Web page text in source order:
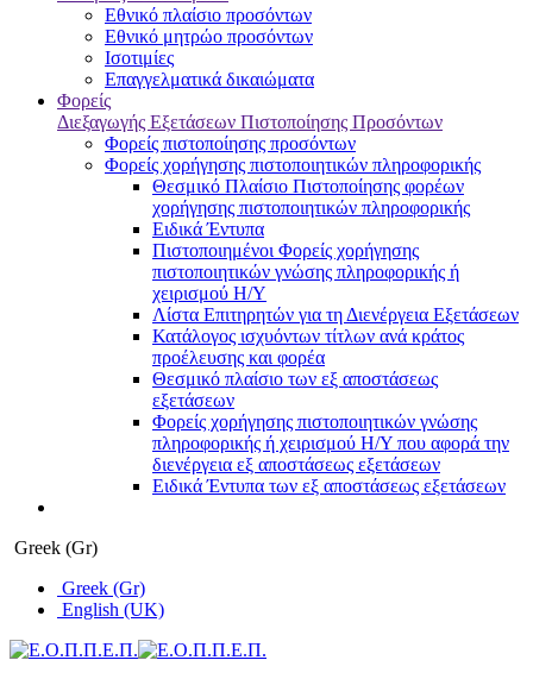
Εθνικό πλαίσιο προσόντων
Εθνικό μητρώο προσόντων
Ισοτιμίες
Επαγγελματικά δικαιώματα
Φορείς
Διεξαγωγής Εξετάσεων Πιστοποίησης Προσόντων
Φορείς πιστοποίησης προσόντων
Φορείς χορήγησης πιστοποιητικών πληροφορικής
Θεσμικό Πλαίσιο Πιστοποίησης φορέων
χορήγησης πιστοποιητικών πληροφορικής
Ειδικά Έντυπα
Πιστοποιημένοι Φορείς χορήγησης
πιστοποιητικών γνώσης πληροφορικής ή
χειρισμού Η/Υ
Λίστα Επιτηρητών για τη Διενέργεια Εξετάσεων
Κατάλογος ισχυόντων τίτλων ανά κράτος
προέλευσης και φορέα
Θεσμικό πλαίσιο των εξ αποστάσεως
εξετάσεων
Φορείς χορήγησης πιστοποιητικών γνώσης
πληροφορικής ή χειρισμού Η/Υ που αφορά την
διενέργεια εξ αποστάσεως εξετάσεων
Ειδικά Έντυπα των εξ αποστάσεως εξετάσεων
Greek (Gr)
Greek (Gr)
English (UK)